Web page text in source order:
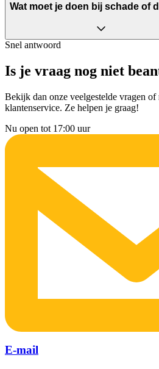
Wat moet je doen bij schade of
Snel antwoord
Is je vraag nog niet
Bekijk dan onze veelgestelde vragen of
klantenservice. Ze helpen je graag!
Nu open tot 17:00 uur
E-mail